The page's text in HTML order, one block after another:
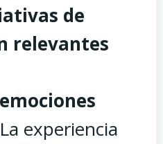
de
relevantes
experiencia